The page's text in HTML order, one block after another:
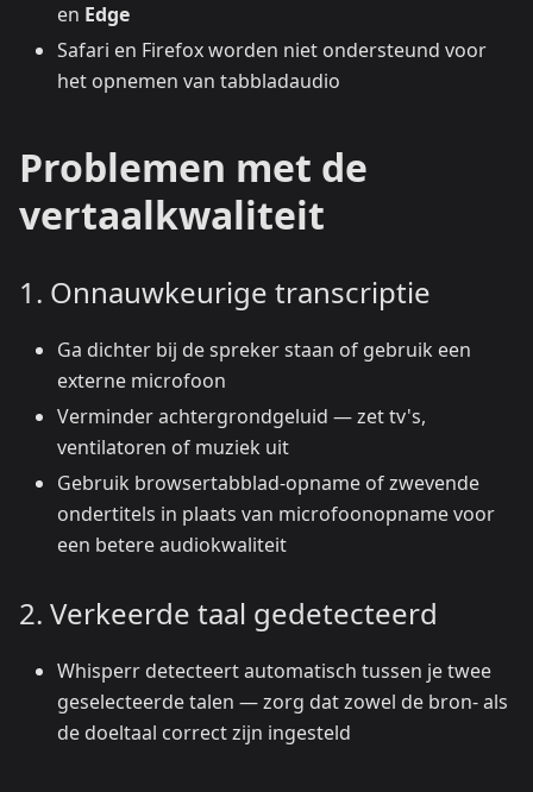
en Edge
Safari en Firefox worden niet ondersteund voor
het opnemen van tabbladaudio
Problemen met de
vertaalkwaliteit
1. Onnauwkeurige transcriptie
Ga dichter bij de spreker staan of gebruik een
externe microfoon
Verminder achtergrondgeluid — zet tv's,
ventilatoren of muziek uit
Gebruik browsertabblad-opname of zwevende
ondertitels in plaats van microfoonopname voor
een betere audiokwaliteit
2. Verkeerde taal gedetecteerd
Whisperr detecteert automatisch tussen je twee
geselecteerde talen — zorg dat zowel de bron- als
de doeltaal correct zijn ingesteld